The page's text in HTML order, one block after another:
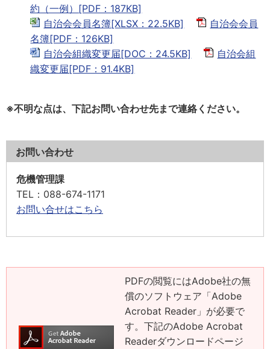
約（一例）[PDF：187KB]
自治会会員名簿[XLSX：22.5KB]
自治会会員
名簿[PDF：126KB]
自治会組織変更届[DOC：24.5KB]
自治会組
織変更届[PDF：91.4KB]
※不明な点は、下記お問い合わせ先まで連絡ください。
お問い合わせ
危機管理課
TEL ：088-674-1171
お問い合せはこちら
PDFの閲覧にはAdobe社の無
償のソフトウェア「Adobe
Acrobat Reader」が必要で
す。下記のAdobe Acrobat
Readerダウンロードページ